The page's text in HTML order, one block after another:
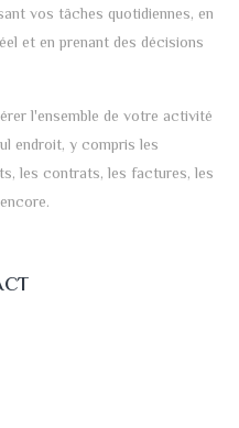
vos tâches quotidiennes, en
et en prenant des décisions
l'ensemble de votre activité
endroit, y compris les
les contrats, les factures, les